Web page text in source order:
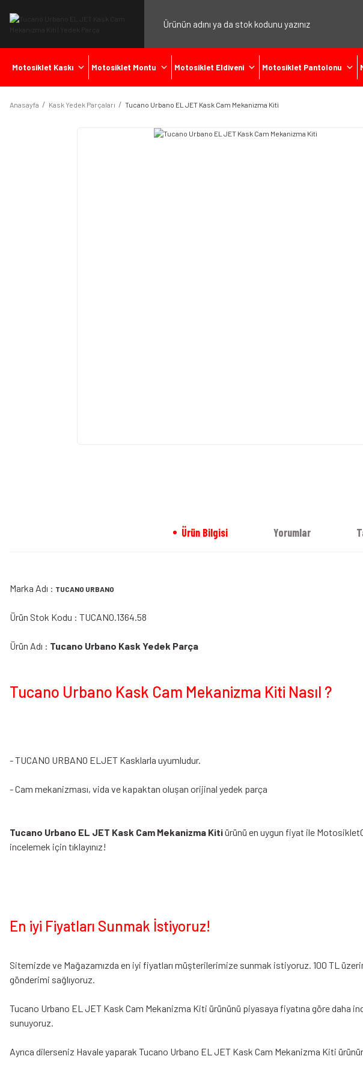
Motosiklet Kaskı Motosiklet Montu Motosiklet Eldiveni Motosiklet Pantolonu
Anasayfa Kask Yedek Parçaları Tucano Urbano EL JET Kask Cam Mekanizma Kiti
Ürün Bilgisi Yorumlar
Marka Adı : TUCANO URBANO
Ürün Stok Kodu : TUCANO.1364.58
Ürün Adı : Tucano Urbano Kask Yedek Parça
Tucano Urbano Kask Cam Mekanizma Kiti Nasıl ?
- TUCANO URBANO ELJET Kasklarla uyumludur.
- Cam mekanizması, vida ve kapaktan oluşan orijinal yedek parça
Tucano Urbano EL JET Kask Cam Mekanizma Kitiürünü en uygun fiyat ile
incelemek için tıklayınız!
En iyi Fiyatları Sunmak İstiyoruz!
Sitemizde ve Mağazamızda en iyi fiyatları müşterilerimize sunmak istiyoruz. 100 TL
gönderimi sağlıyoruz.
Tucano Urbano EL JET Kask Cam Mekanizma Kiti ürününü piyasaya fiyatına göre daha
sunuyoruz.
Ayrıca dilerseniz Havale yaparak Tucano Urbano EL JET Kask Cam Mekanizma Kiti